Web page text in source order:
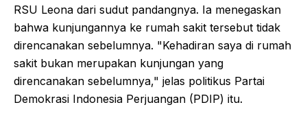
RSU Leona dari sudut pandangnya. Ia menegaskan
bahwa kunjungannya ke rumah sakit tersebut tidak
direncanakan sebelumnya. "Kehadiran saya di rumah
sakit bukan merupakan kunjungan yang
direncanakan sebelumnya," jelas politikus Partai
Demokrasi Indonesia Perjuangan (PDIP) itu.